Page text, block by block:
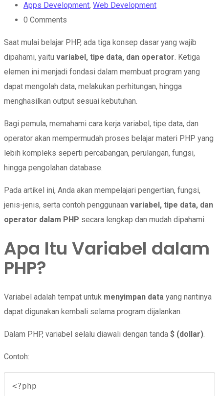
Apps Development, Web Development
0 Comments
Saat mulai belajar PHP, ada tiga konsep dasar yang wajib
dipahami, yaitu variabel, tipe data, dan operator. Ketiga
elemen ini menjadi fondasi dalam membuat program yang
dapat mengolah data, melakukan perhitungan, hingga
menghasilkan output sesuai kebutuhan.
Bagi pemula, memahami cara kerja variabel, tipe data, dan
operator akan mempermudah proses belajar materi PHP yang
lebih kompleks seperti percabangan, perulangan, fungsi,
hingga pengolahan database.
Pada artikel ini, Anda akan mempelajari pengertian, fungsi,
jenis-jenis, serta contoh penggunaan variabel, tipe data, dan
operator dalam PHP secara lengkap dan mudah dipahami.
Apa Itu Variabel dalam
PHP?
Variabel adalah tempat untuk menyimpan data yang nantinya
dapat digunakan kembali selama program dijalankan.
Dalam PHP, variabel selalu diawali dengan tanda $ (dollar).
Contoh:
<?php